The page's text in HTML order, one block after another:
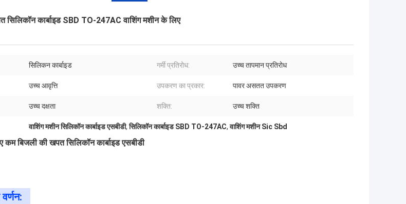
सिलिकॉन कार्बाइड SBD TO-247AC वाशिंग मशीन के लिए
सिलिकन कार्बाइड गर्मी प्रतिरोध: उच्च तापमान प्रतिरोध
उच्च आवृत्ति उपकरण का प्रकार: पावर असतत उपकरण
उच्च दक्षता शक्ति: उच्च शक्ति
वाशिंग मशीन सिलिकॉन कार्बाइड एसबीडी,सिलिकॉन कार्बाइड SBD TO-247AC,वाशिंग मशीन Sic Sbd
कम बिजली की खपत सिलिकॉन कार्बाइड एसबीडी